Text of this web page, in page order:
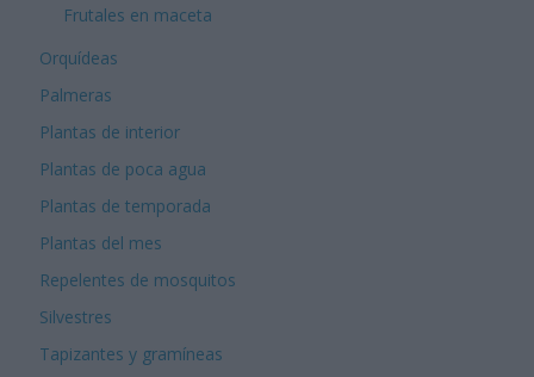
Frutales en maceta
Orquídeas
Palmeras
Plantas de interior
Plantas de poca agua
Plantas de temporada
Plantas del mes
Repelentes de mosquitos
Silvestres
Tapizantes y gramíneas